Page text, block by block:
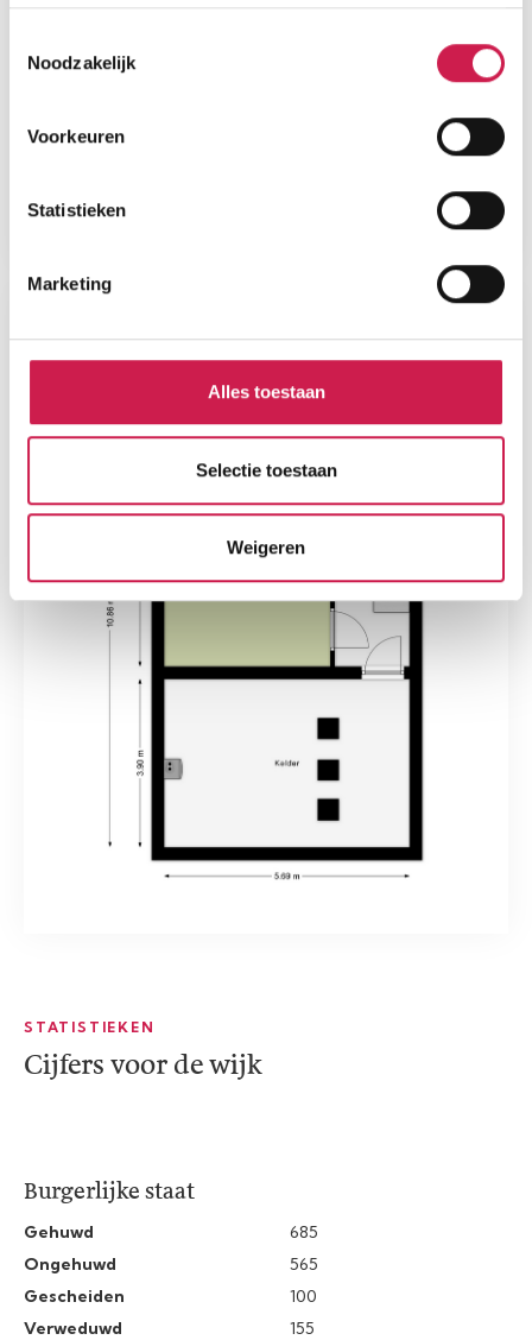
Noodzakelijk
Voorkeuren
Statistieken
Marketing
Alles toestaan
Selectie toestaan
Weigeren
STATISTIEKEN
Cijfers voor de wijk
Burgerlijke staat
Gehuwd
685
Ongehuwd
565
Gescheiden
100
Verweduwd
155